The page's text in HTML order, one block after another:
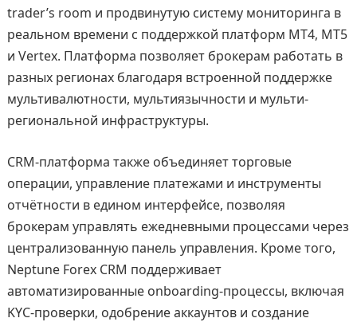
trader’s room и продвинутую систему мониторинга в
реальном времени с поддержкой платформ MT4, MT5
и Vertex. Платформа позволяет брокерам работать в
разных регионах благодаря встроенной поддержке
мультивалютности, мультиязычности и мульти-
региональной инфраструктуры.
CRM-платформа также объединяет торговые
операции, управление платежами и инструменты
отчётности в едином интерфейсе, позволяя
брокерам управлять ежедневными процессами через
централизованную панель управления. Кроме того,
Neptune Forex CRM поддерживает
автоматизированные onboarding-процессы, включая
KYC-проверки, одобрение аккаунтов и создание